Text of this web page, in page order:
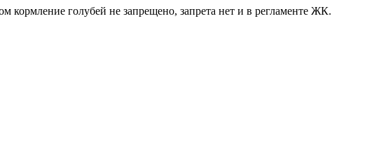
голубей не запрещено, запрета нет и в регламенте ЖК.